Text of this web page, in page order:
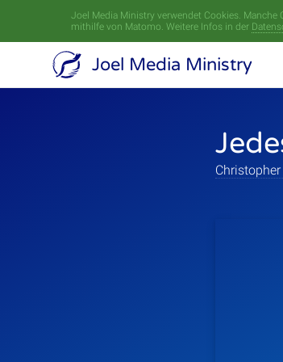
Joel Media Ministry verwendet Cookies. Manche
mithilfe von Matomo. Weitere Infos in der
Joel Media Ministry